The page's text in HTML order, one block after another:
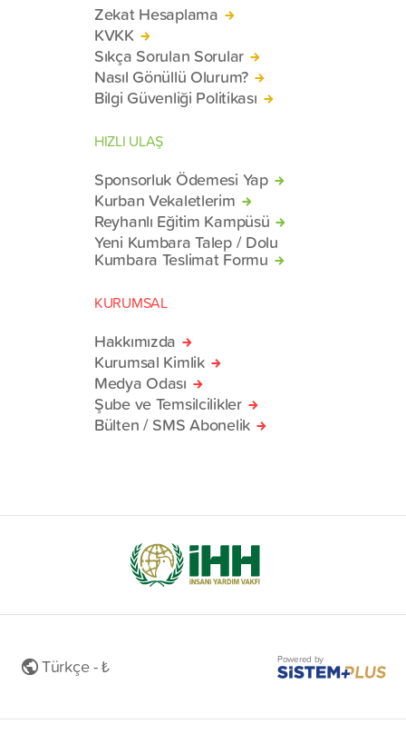
Zekat Hesaplama
KVKK
Sıkça Sorulan Sorular
Nasıl Gönüllü Olurum?
Bilgi Güvenliği Politikası
HIZLI ULAŞ
Sponsorluk Ödemesi Yap
Kurban Vekaletlerim
Reyhanlı Eğitim Kampüsü
Yeni Kumbara Talep / Dolu
Kumbara Teslimat Formu
KURUMSAL
Hakkımızda
Kurumsal Kimlik
Medya Odası
Şube ve Temsilcilikler
Bülten / SMS Abonelik
Türkçe - ₺ Powered by